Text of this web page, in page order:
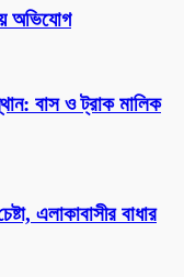
অভিযোগ
বাস ও ট্রাক মালিক
এলাকাবাসীর বাধার